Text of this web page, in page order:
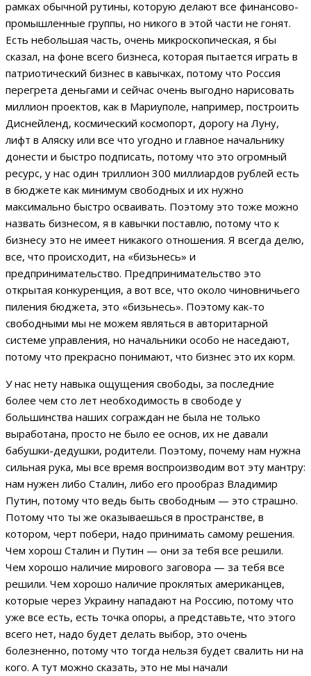
рамках обычной рутины, которую делают все финансово-
промышленные группы, но никого в этой части не гонят.
Есть небольшая часть, очень микроскопическая, я бы
сказал, на фоне всего бизнеса, которая пытается играть в
патриотический бизнес в кавычках, потому что Россия
перегрета деньгами и сейчас очень выгодно нарисовать
миллион проектов, как в Мариуполе, например, построить
Диснейленд, космический космопорт, дорогу на Луну,
лифт в Аляску или все что угодно и главное начальнику
донести и быстро подписать, потому что это огромный
ресурс, у нас один триллион 300 миллиардов рублей есть
в бюджете как минимум свободных и их нужно
максимально быстро осваивать. Поэтому это тоже можно
назвать бизнесом, я в кавычки поставлю, потому что к
бизнесу это не имеет никакого отношения. Я всегда делю,
все, что происходит, на «бизьнесь» и
предпринимательство. Предпринимательство это
открытая конкуренция, а вот все, что около чиновничьего
пиления бюджета, это «бизьнесь». Поэтому как-то
свободными мы не можем являться в авторитарной
системе управления, но начальники особо не наседают,
потому что прекрасно понимают, что бизнес это их корм.
У нас нету навыка ощущения свободы, за последние
более чем сто лет необходимость в свободе у
большинства наших сограждан не была не только
выработана, просто не было ее основ, их не давали
бабушки-дедушки, родители. Поэтому, почему нам нужна
сильная рука, мы все время воспроизводим вот эту мантру:
нам нужен либо Сталин, либо его прообраз Владимир
Путин, потому что ведь быть свободным — это страшно.
Потому что ты же оказываешься в пространстве, в
котором, черт побери, надо принимать самому решения.
Чем хорош Сталин и Путин — они за тебя все решили.
Чем хорошо наличие мирового заговора — за тебя все
решили. Чем хорошо наличие проклятых американцев,
которые через Украину нападают на Россию, потому что
уже все есть, есть точка опоры, а представьте, что этого
всего нет, надо будет делать выбор, это очень
болезненно, потому что тогда нельзя будет свалить ни на
кого. А тут можно сказать, это не мы начали